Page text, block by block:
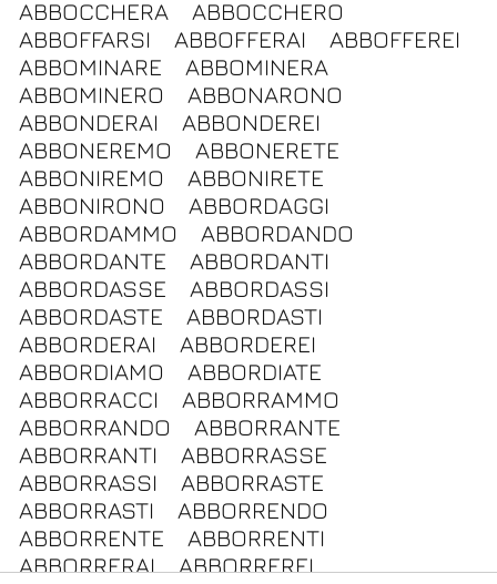
ABBOCCHERA
ABBOCCHERO
ABBOFFARSI
ABBOFFERAI
ABBOFFEREI
ABBOMINARE
ABBOMINERA
ABBOMINERO
ABBONARONO
ABBONDERAI
ABBONDEREI
ABBONEREMO
ABBONERETE
ABBONIREMO
ABBONIRETE
ABBONIRONO
ABBORDAGGI
ABBORDAMMO
ABBORDANDO
ABBORDANTE
ABBORDANTI
ABBORDASSE
ABBORDASSI
ABBORDASTE
ABBORDASTI
ABBORDERAI
ABBORDEREI
ABBORDIAMO
ABBORDIATE
ABBORRACCI
ABBORRAMMO
ABBORRANDO
ABBORRANTE
ABBORRANTI
ABBORRASSE
ABBORRASSI
ABBORRASTE
ABBORRASTI
ABBORRENDO
ABBORRENTE
ABBORRENTI
ABBORRERAI
ABBORREREI